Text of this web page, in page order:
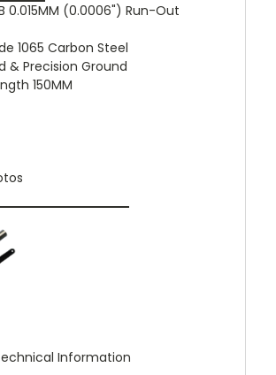
0.015MM (0.0006") Run-Out
1065 Carbon Steel
& Precision Ground
150MM
Information